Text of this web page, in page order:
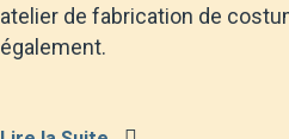
atelier de fabrication de
également.